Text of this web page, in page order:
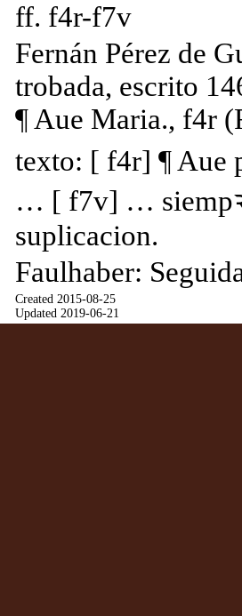
ff. f4r-f7v
Fernán Pérez de
trobada, escrito
¶ Aue Maria., f4r
texto: [ f4r] ¶ Aue
… [ f7v] …
suplicacion.
Faulhaber:
Created 2015-08-25
Updated 2019-06-21